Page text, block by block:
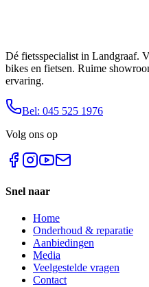
Dé fietsspecialist in Landgraaf.
bikes en fietsen. Ruime
ervaring.
Bel: 045 525 1976
Volg ons op
Snel naar
Home
Onderhoud & reparatie
Aanbiedingen
Media
Veelgestelde vragen
Contact